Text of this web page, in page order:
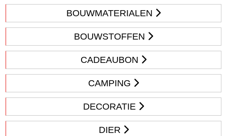
BOUWMATERIALEN
BOUWSTOFFEN
CADEAUBON
CAMPING
DECORATIE
DIER